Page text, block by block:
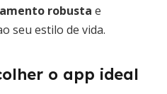
robusta e
seu estilo de vida.
o app ideal